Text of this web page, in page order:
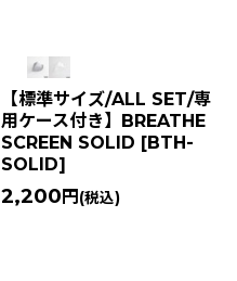
【標準サイズ/ALL SET/専
用ケース付き】BREATHE
SCREEN SOLID [BTH-
SOLID]
2,200 円 (税込)